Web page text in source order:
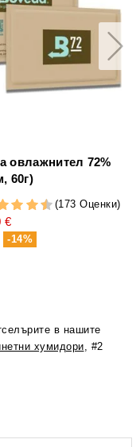
овлажнител 72%
60г)
(173 Оценки)
€
-14%
в нашите
хумидори, #2